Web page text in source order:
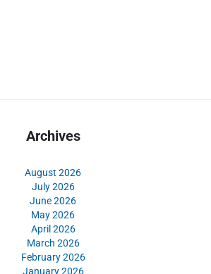
Archives
August 2026
July 2026
June 2026
May 2026
April 2026
March 2026
February 2026
January 2026